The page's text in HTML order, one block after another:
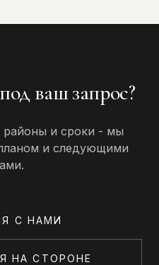
ваш запрос?
и сроки - мы
и следующими
С НАМИ
НА СТОРОНЕ